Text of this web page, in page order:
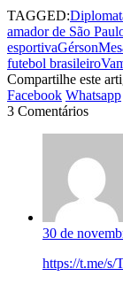
TAGGED:
amador de São
esportivaGérson
futebol brasileiro
Compartilhe este
Facebook Whatsapp
3 Comentários
30 de
https://t.me/s/